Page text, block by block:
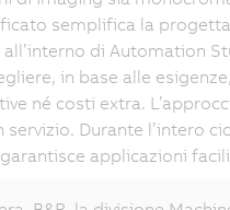
semplifica la
di Automation
in base alle
né costi extra.
Durante l’intero
applicazioni